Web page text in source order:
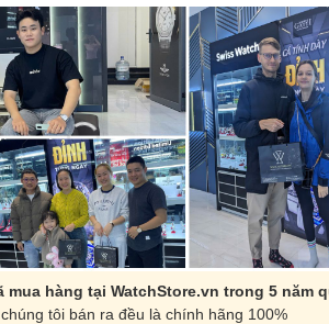
mua hàng tại WatchStore.vn trong 5 năm
tôi bán ra đều là chính hãng 100%